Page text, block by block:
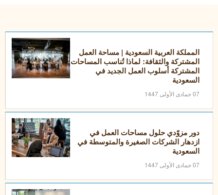
المملكة العربية السعودية | مساحة العمل
المشتركة والثقافة: لماذا تُناسب المساحات
المشتركة أسلوب العمل الجديد في
السعودية
07 جمادى الأولى 1447
دور مزوّدي حلول مساحات العمل في
ازدهار الشركات الصغيرة والمتوسطة في
السعودية
07 جمادى الأولى 1447